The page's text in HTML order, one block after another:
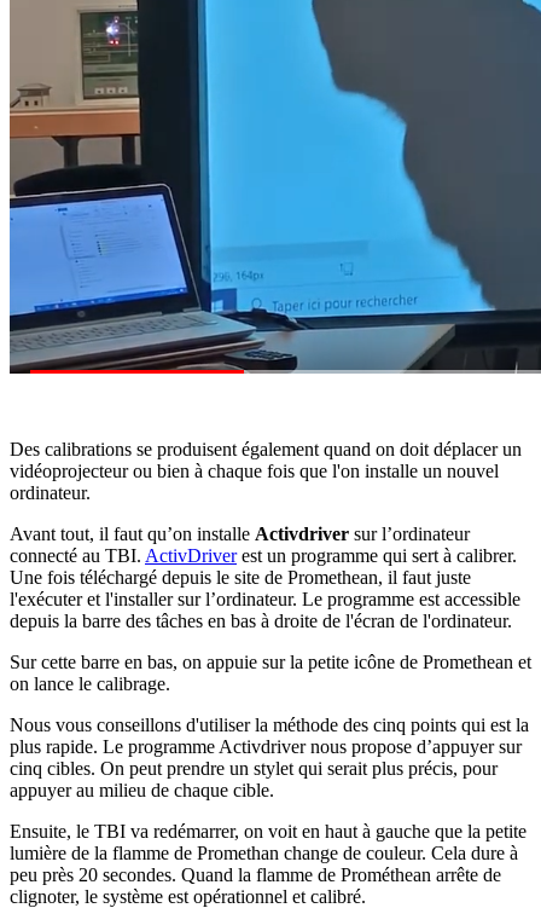
Des calibrations se produisent également quand on doit déplacer un
vidéoprojecteur ou bien à chaque fois que l'on installe un nouvel
ordinateur.
Avant tout, il faut qu’on installe Activdriver sur l’ordinateur
connecté au TBI. ActivDriverest un programme qui sert à calibrer.
Une fois téléchargé depuis le site de Promethean, il faut juste
l'exécuter et l'installer sur l’ordinateur. Le programme est accessible
depuis la barre des tâches en bas à droite de l'écran de l'ordinateur.
Sur cette barre en bas, on appuie sur la petite icône de Promethean et
on lance le calibrage.
Nous vous conseillons d'utiliser la méthode des cinq points qui est la
plus rapide. Le programme Activdriver nous propose d’appuyer sur
cinq cibles. On peut prendre un stylet qui serait plus précis, pour
appuyer au milieu de chaque cible.
Ensuite, le TBI va redémarrer, on voit en haut à gauche que la petite
lumière de la flamme de Promethan change de couleur. Cela dure à
peu près 20 secondes. Quand la flamme de Prométhean arrête de
clignoter, le système est opérationnel et calibré.